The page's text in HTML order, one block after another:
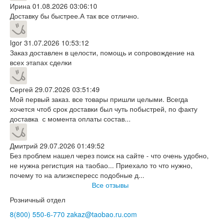
Ирина 01.08.2026 03:06:10
Доставку бы быстрее.А так все отлично.
Igor 31.07.2026 10:53:12
Заказ доставлен в целости, помощь и сопровождение на
всех этапах сделки
Сергей 29.07.2026 03:51:49
Мой первый заказ. все товары пришли целыми. Всегда
хочется чтоб срок доставки был чуть побыстрей, по факту
доставка с момента оплаты состав...
Дмитрий 29.07.2026 01:49:52
Без проблем нашел через поиск на сайте - что очень удобно,
не нужна регистция на таобао... Приехало то что нужно,
почему то на алиэкспересс подобные д...
Все отзывы
Розничный отдел
8(800) 550-6-770 zakaz@taobao.ru.com